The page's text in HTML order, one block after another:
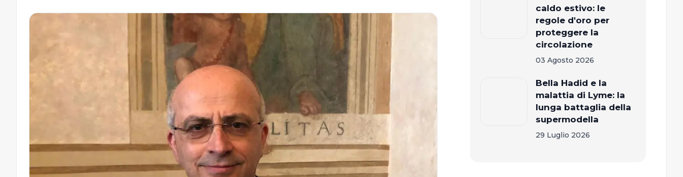
caldo estivo: le
regole d'oro per
proteggere la
circolazione
03 Agosto 2026
Bella Hadid e la
malattia di Lyme: la
lunga battaglia della
supermodella
29 Luglio 2026